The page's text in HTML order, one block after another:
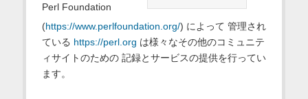
Perl Foundation
(https://www.perlfoundation.org/) によって 管理され
ている https://perl.org は様々なその他のコミュニテ
ィサイトのための 記録とサービスの提供を行ってい
ます。